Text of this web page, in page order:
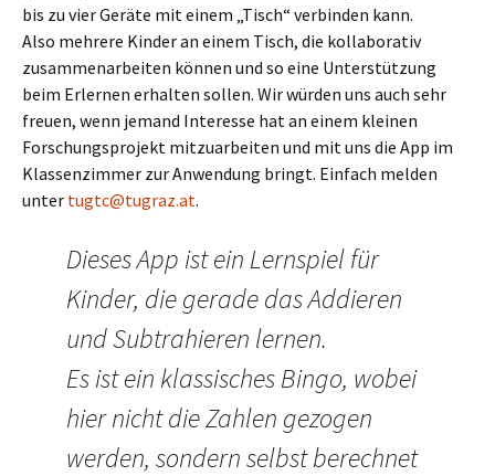
bis zu vier Geräte mit einem „Tisch“ verbinden kann.
Also mehrere Kinder an einem Tisch, die kollaborativ
zusammenarbeiten können und so eine Unterstützung
beim Erlernen erhalten sollen. Wir würden uns auch sehr
freuen, wenn jemand Interesse hat an einem kleinen
Forschungsprojekt mitzuarbeiten und mit uns die App im
Klassenzimmer zur Anwendung bringt. Einfach melden
unter tugtc@tugraz.at.
Dieses App ist ein Lernspiel für
Kinder, die gerade das Addieren
und Subtrahieren lernen.
Es ist ein klassisches Bingo, wobei
hier nicht die Zahlen gezogen
werden, sondern selbst berechnet